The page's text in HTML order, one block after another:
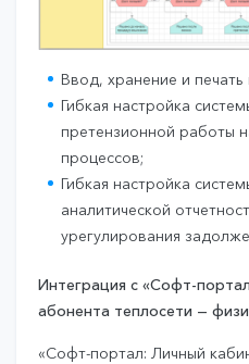
Ввод, хранение и печать
Гибкая настройка
претензионной работы
процессов;
Гибкая настройка
аналитической
урегулирования
Интеграция с «Софт-
абонента теплосети —
«Софт-портал: Личный